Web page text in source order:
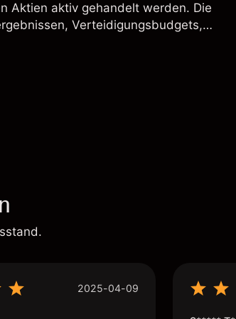
Aktien aktiv gehandelt werden. Die
Verteidigungsbudgets,
Aktienmärktbedingungen
2025-04-09